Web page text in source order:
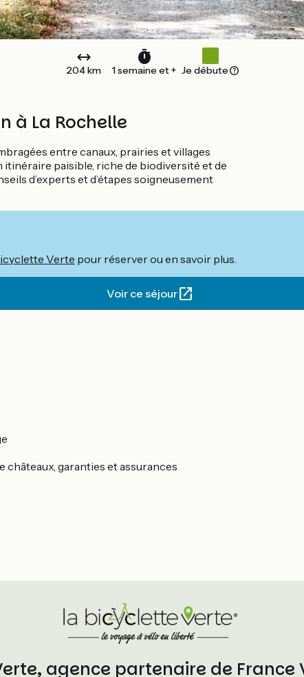
204 km 1 semaine et + Je débute
à La Rochelle
entre canaux, prairies et villages
itinéraire paisible, riche de biodiversité et de
d’experts et d’étapes soigneusement
Verte pour réserver ou en savoir plus.
Voir ce séjour
châteaux, garanties et assurances
agence partenaire de France